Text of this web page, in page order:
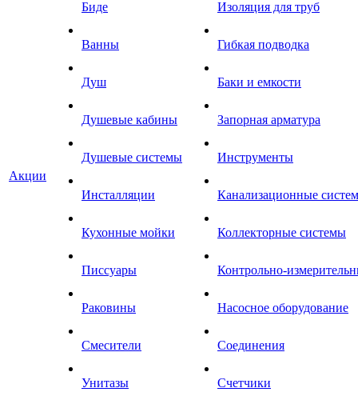
Акции
Биде
Ванны
Душ
Душевые кабины
Душевые системы
Инсталляции
Кухонные мойки
Писсуары
Раковины
Смесители
Унитазы
Изоляция для труб
Гибкая подводка
Баки и емкости
Запорная арматура
Инструменты
Канализационные
Коллекторные системы
Контрольно-
Насосное оборудование
Соединения
Счетчики